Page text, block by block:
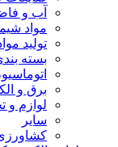
آب و
مواد
تولید
بسته
برق و
لوازم و
سایر